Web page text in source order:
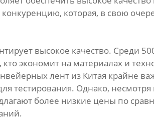
которая, в свою
высокое качество. Среди
экономит на материалах и
лент из Китая крайне
тестирования. Однако,
более низкие цены по